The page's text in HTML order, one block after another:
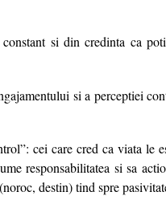
si din credinta ca
si a perceptiei
cei care cred ca viata le
responsabilitatea si sa
destin) tind spre